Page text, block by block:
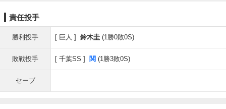
責任投手
勝利投手 巨人 鈴木圭 (1勝0敗0S)
敗戦投手 千葉SS 関 (1勝3敗0S)
セーブ